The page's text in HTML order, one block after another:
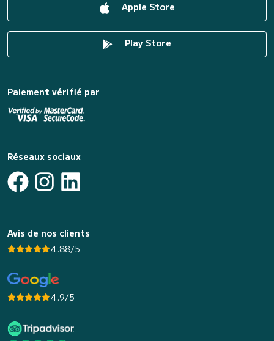
Apple Store
Play Store
Paiement vérifié par
Réseaux sociaux
Avis de nos clients
4.88/5
4.9/5